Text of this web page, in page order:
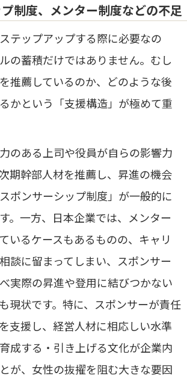
制度、メンター制度などの不足
テップアップする際に必要なの
の蓄積だけではありません。むし
推薦しているのか、どのような後
かという「支援構造」が極めて重
のある上司や役員が自らの影響力
期幹部人材を推薦し、昇進の機会
ポンサーシップ制度」が一般的に
。一方、日本企業では、メンター
いるケースもあるものの、キャリ
談に留まってしまい、スポンサー
実際の昇進や登用に結びつかない
現状です。特に、スポンサーが責任
支援し、経営人材に相応しい水準
成する・引き上げる文化が企業内
が、女性の抜擢を阻む大きな要因